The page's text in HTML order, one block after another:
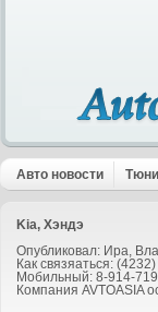
Авто новости
Kia, Хэндэ
Опубликовал: Ира,
Как связяаться:
Мобильный: 8-914-
Компания AVTOASIA